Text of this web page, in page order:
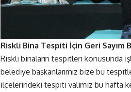
Riskli Bina Tespiti İçin Geri Sayım
Riskli binaların tespitleri konusunda
belediye başkanlarımız bize bu
ilçelerindeki tespiti valimiz bu hafta